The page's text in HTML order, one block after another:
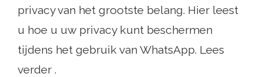
privacy van het grootste belang. Hier leest
u hoe u uw privacy kunt beschermen
tijdens het gebruik van WhatsApp. Lees
verder .